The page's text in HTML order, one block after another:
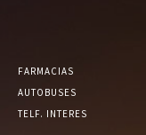
FARMACIAS
AUTOBUSES
TELF. INTERES